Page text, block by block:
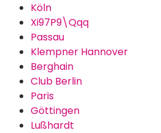
Köln
Xi97P9\Qqq
Passau
Klempner Hannover
Berghain
Club Berlin
Paris
Göttingen
Lußhardt